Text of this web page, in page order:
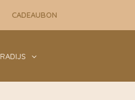
CADEAUBON
RADIJS